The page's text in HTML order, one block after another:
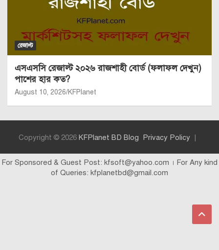
রেজাল্ট
এসএসসি রেজাল্ট ২০২৬ রাজশাহী বোর্ড (ফলাফল দেখুন)
পাশের হার কত?
August 10, 2026 KFPlanet
Copyright © 2026 KFPlanet BD Blog Privacy Policy
For Sponsored & Guest Post: kfsoft@yahoo.com । For Any kind
of Queries: kfplanetbd@gmail.com